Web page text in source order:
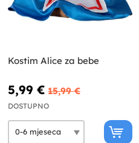
Kostim Alice za bebe
5,99 € 15,99 €
DOSTUPNO